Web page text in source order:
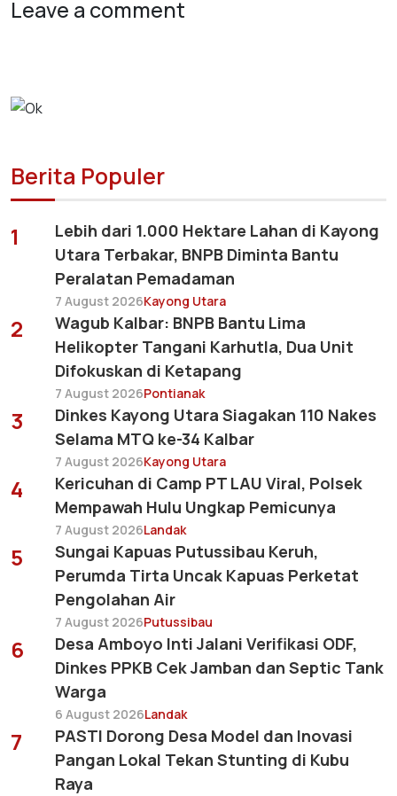
Leave a comment
Berita Populer
1
Lebih dari 1.000 Hektare Lahan di Kayong
Utara Terbakar, BNPB Diminta Bantu
Peralatan Pemadaman
7 August 2026Kayong Utara
2
Wagub Kalbar: BNPB Bantu Lima
Helikopter Tangani Karhutla, Dua Unit
Difokuskan di Ketapang
7 August 2026Pontianak
3
Dinkes Kayong Utara Siagakan 110 Nakes
Selama MTQ ke-34 Kalbar
7 August 2026Kayong Utara
4
Kericuhan di Camp PT LAU Viral, Polsek
Mempawah Hulu Ungkap Pemicunya
7 August 2026Landak
5
Sungai Kapuas Putussibau Keruh,
Perumda Tirta Uncak Kapuas Perketat
Pengolahan Air
7 August 2026Putussibau
6
Desa Amboyo Inti Jalani Verifikasi ODF,
Dinkes PPKB Cek Jamban dan Septic Tank
Warga
6 August 2026Landak
7
PASTI Dorong Desa Model dan Inovasi
Pangan Lokal Tekan Stunting di Kubu
Raya